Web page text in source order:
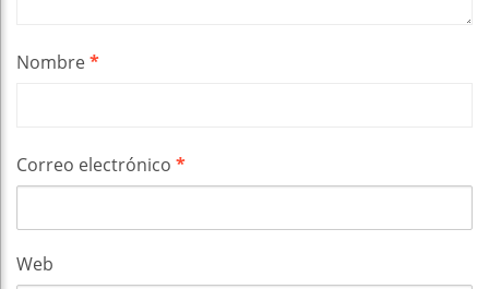
Nombre*
Correo electrónico *
Web